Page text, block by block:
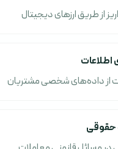
از طریق ارزهای دیجیتال
اطلاعات
از داده‌های شخصی مشتریان
حقوقی